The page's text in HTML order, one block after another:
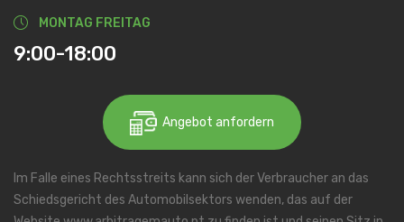
MONTAG FREITAG
9:00-18:00
Angebot anfordern
Im Falle eines Rechtsstreits kann sich der Verbraucher an das
Schiedsgericht des Automobilsektors wenden, das auf der